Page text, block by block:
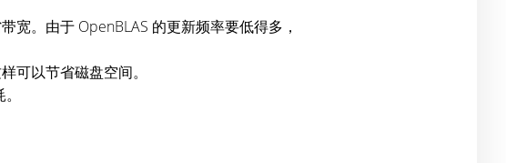
。由于 OpenBLAS 的更新频率要低得多，
可以节省磁盘空间。